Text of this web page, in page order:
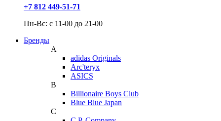
+7 812 449-51-71
Пн-Вс: с 11-00 до 21-00
Бренды
A
adidas Originals
Arc'teryx
ASICS
B
Billionaire Boys Club
Blue Blue Japan
C